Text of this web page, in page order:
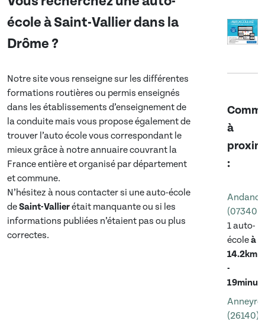
école àSaint-Vallierdans la
Drôme ?
Notre site vous renseigne sur les différentes
formations routières ou permis enseignés
dans les établissements d’enseignement de
la conduite mais vous propose également de
trouver l’auto école vous correspondant le
mieux grâce à notre annuaire couvrant la
France entière et organisé par département
et commune.
N’hésitez à nous contacter si une auto-école
deSaint-Vallierétait manquante ou si les
informations publiées n’étaient pas ou plus
correctes.
à
:
Andance
(07340)
1 auto-
écoleà
14.2km
-
(26140)